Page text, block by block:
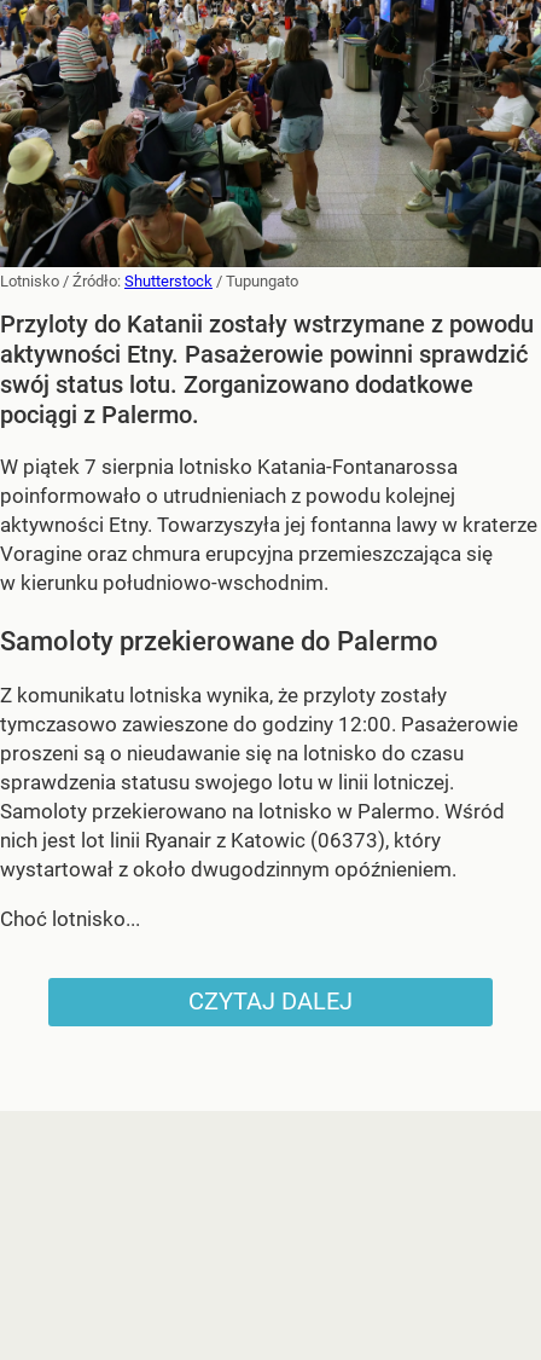
Lotnisko / Źródło: Shutterstock / Tupungato
Przyloty do Katanii zostały wstrzymane z powodu
aktywności Etny. Pasażerowie powinni sprawdzić
swój status lotu. Zorganizowano dodatkowe
pociągi z Palermo.
W piątek 7 sierpnia lotnisko Katania-Fontanarossa
poinformowało o utrudnieniach z powodu kolejnej
aktywności Etny. Towarzyszyła jej fontanna lawy w kraterze
Voragine oraz chmura erupcyjna przemieszczająca się
w kierunku południowo-wschodnim.
Samoloty przekierowane do Palermo
Z komunikatu lotniska wynika, że przyloty zostały
tymczasowo zawieszone do godziny 12:00. Pasażerowie
proszeni są o nieudawanie się na lotnisko do czasu
sprawdzenia statusu swojego lotu w linii lotniczej.
Samoloty przekierowano na lotnisko w Palermo. Wśród
nich jest lot linii Ryanair z Katowic (06373), który
wystartował z około dwugodzinnym opóźnieniem.
Choć lotnisko...
CZYTAJ DALEJ